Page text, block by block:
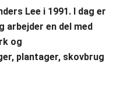
Lee i 1991. I dag er
arbejder en del med
og
plantager, skovbrug